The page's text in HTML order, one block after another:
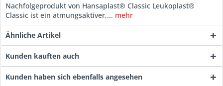
Nachfolgeprodukt von Hansaplast® Classic Leukoplast®
Classic ist ein atmungsaktiver,... mehr
Ähnliche Artikel
Kunden kauften auch
Kunden haben sich ebenfalls angesehen